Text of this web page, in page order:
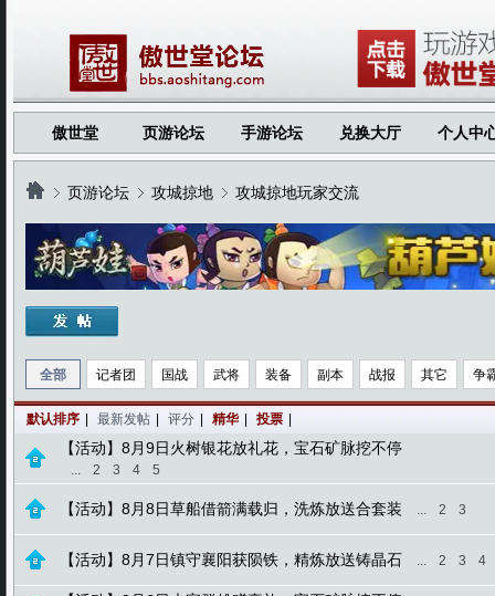
傲世堂 页游论坛 手游论坛 兑换大厅 个人中
页游论坛
›
攻城掠地
›
攻城掠地玩家交流
全部 记者团 国战 武将 装备 副本 战报 其它 争
默认排序 最新发帖 评分 精华 投票
【活动】8月9日火树银花放礼花，宝石矿脉挖不停
... 2 3 4 5
【活动】8月8日草船借箭满载归，洗炼放送合套装 ... 2 3
【活动】8月7日镇守襄阳获陨铁，精炼放送铸晶石 ... 2 3 4